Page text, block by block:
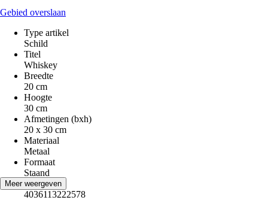
Gebied overslaan
Type artikel
Schild
Titel
Whiskey
Breedte
20 cm
Hoogte
30 cm
Afmetingen (bxh)
20 x 30 cm
Materiaal
Metaal
Formaat
Staand
EAN
4036113222578
Meer weergeven